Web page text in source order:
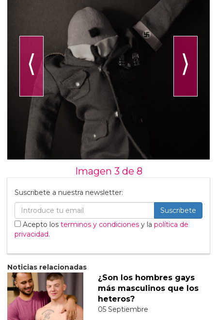
⟨ ⟩
Imagen 3 de 8
Suscribete a nuestra newsletter:
Suscribete
Acepto los terminos y condiciones y la política de
privacidad.
Noticias relacionadas
¿Son los hombres gays
más masculinos que los
heteros?
05 Septiembre